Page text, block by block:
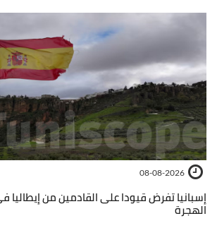
08-08-2026
إسبانيا تفرض قيودا على القادمين من إيطاليا
الهجرة